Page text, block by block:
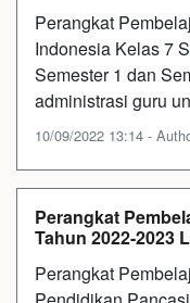
Perangkat
Indonesia Kelas 7
Semester 1 dan
administrasi guru
10/09/2022 13:14 -
Perangkat
Tahun 2022-2023
Perangkat